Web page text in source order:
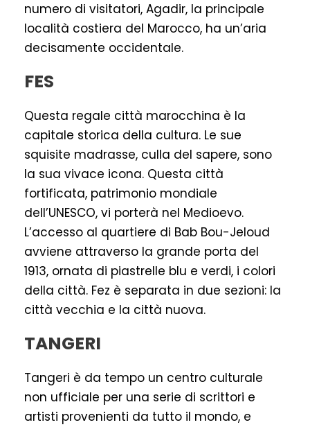
numero di visitatori, Agadir, la principale
località costiera del Marocco, ha un’aria
decisamente occidentale.
FES
Questa regale città marocchina è la
capitale storica della cultura. Le sue
squisite madrasse, culla del sapere, sono
la sua vivace icona. Questa città
fortificata, patrimonio mondiale
dell’UNESCO, vi porterà nel Medioevo.
L’accesso al quartiere di Bab Bou-Jeloud
avviene attraverso la grande porta del
1913, ornata di piastrelle blu e verdi, i colori
della città. Fez è separata in due sezioni: la
città vecchia e la città nuova.
TANGERI
Tangeri è da tempo un centro culturale
non ufficiale per una serie di scrittori e
artisti provenienti da tutto il mondo, e